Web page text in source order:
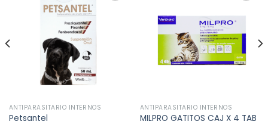
ANTIPARASITARIO INTERNOS
Petsantel
a la
lista de
deseos
ANTIPARASITARIO INTERNOS
MILPRO GATITOS CAJ X 4 TAB